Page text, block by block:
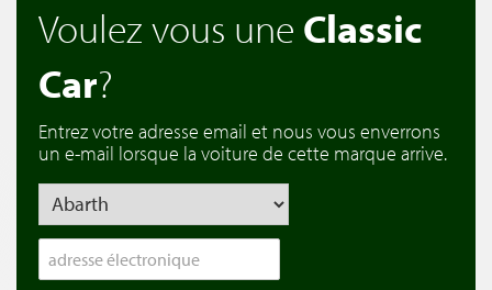
Voulez vous une Classic
Car?
Entrez votre adresse email et nous vous enverrons
un e-mail lorsque la voiture de cette marque arrive.